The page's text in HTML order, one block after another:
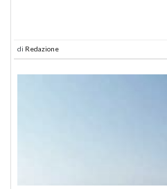
di Redazione